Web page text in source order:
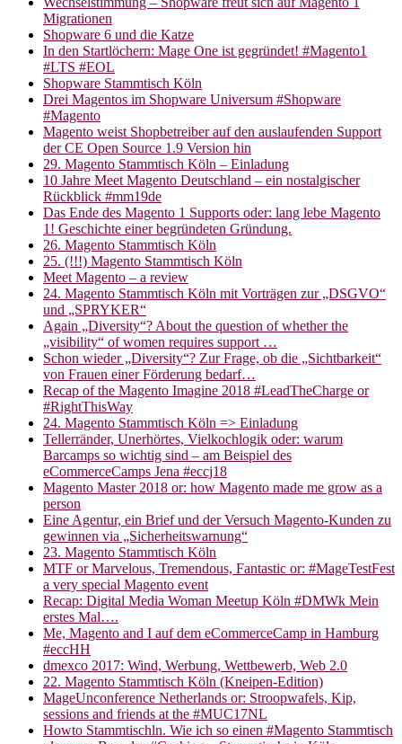
Migrationen
Shopware 6 und die Katze
In den Startlöchern: Mage One ist gegründet! #Magento1
#LTS #EOL
Shopware Stammtisch Köln
Drei Magentos im Shopware Universum #Shopware
#Magento
Magento weist Shopbetreiber auf den auslaufenden Support
der CE Open Source 1.9 Version hin
29. Magento Stammtisch Köln – Einladung
10 Jahre Meet Magento Deutschland – ein nostalgischer
Rückblick #mm19de
Das Ende des Magento 1 Supports oder: lang lebe Magento
1! Geschichte einer begründeten Gründung.
26. Magento Stammtisch Köln
25. (!!!) Magento Stammtisch Köln
Meet Magento – a review
24. Magento Stammtisch Köln mit Vorträgen zur „DSGVO“
und „SPRYKER“
Again „Diversity“? About the question of whether the
„visibility“ of women requires support …
Schon wieder „Diversity“? Zur Frage, ob die „Sichtbarkeit“
von Frauen einer Förderung bedarf…
Recap of the Magento Imagine 2018 #LeadTheCharge or
#RightThisWay
24. Magento Stammtisch Köln => Einladung
Tellerränder, Unerhörtes, Vielkochlogik oder: warum
Barcamps so wichtig sind – am Beispiel des
eCommerceCamps Jena #eccj18
Magento Master 2018 or: how Magento made me grow as a
person
Eine Agentur, ein Brief und der Versuch Magento-Kunden zu
gewinnen via „Sicherheitswarnung“
23. Magento Stammtisch Köln
MTF or Marvelous, Tremendous, Fantastic or: #MageTestFest
a very special Magento event
Recap: Digital Media Woman Meetup Köln #DMWk Mein
erstes Mal….
Me, Magento and I auf dem eCommerceCamp in Hamburg
#eccHH
dmexco 2017: Wind, Werbung, Wettbewerb, Web 2.0
22. Magento Stammtisch Köln (Kneipen-Edition)
MageUnconference Netherlands or: Stroopwafels, Kip,
sessions and friends at the #MUC17NL
Howto Stammtischln. Wie ich so einen #Magento Stammtisch